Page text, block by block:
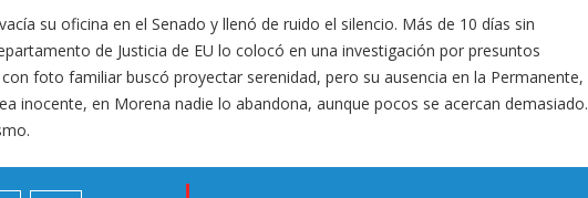
su oficina en el Senado y llenó de ruido el silencio. Más de 10 días sin
de Justicia de EU lo colocó en una investigación por presuntos
foto familiar buscó proyectar serenidad, pero su ausencia en la Permanente,
inocente, en Morena nadie lo abandona, aunque pocos se acercan demasiado.